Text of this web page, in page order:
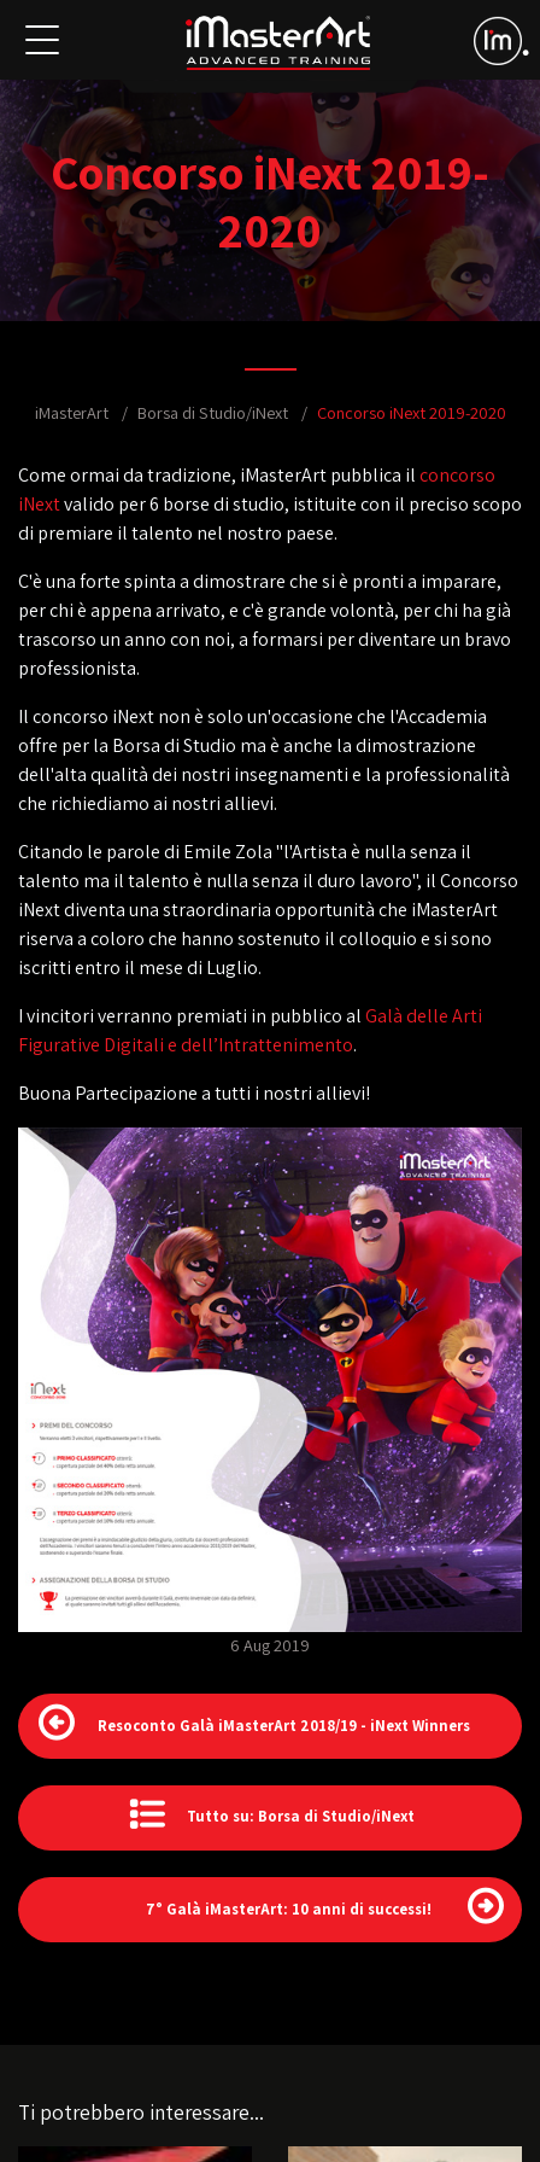
Concorso iNext 2019-
2020
iMasterArt Borsa di Studio/iNext Concorso iNext 2019-2020
Come ormai da tradizione, iMasterArt pubblica ilconcorso
iNextvalido per 6 borse di studio, istituite con il preciso scopo
di premiare il talento nel nostro paese.
C'è una forte spinta a dimostrare che si è pronti a imparare,
per chi è appena arrivato, e c'è grande volontà, per chi ha già
trascorso un anno con noi, a formarsi per diventare un bravo
professionista.
Il concorso iNext non è solo un'occasione che l'Accademia
offre per la Borsa di Studio ma è anche la dimostrazione
dell'alta qualità dei nostri insegnamenti e la professionalità
che richiediamo ai nostri allievi.
Citando le parole di Emile Zola "l'Artista è nulla senza il
talento ma il talento è nulla senza il duro lavoro", il Concorso
iNext diventa una straordinaria opportunità che iMasterArt
riserva a coloro che hanno sostenuto il colloquio e si sono
iscritti entro il mese di Luglio.
I vincitori verranno premiati in pubblico alGalà delle Arti
Figurative Digitali e dell’Intrattenimento.
Buona Partecipazione a tutti i nostri allievi!
6 Aug 2019
Resoconto Galà iMasterArt 2018/19 - iNext Winners
Tutto su: Borsa di Studio/iNext
7° Galà iMasterArt: 10 anni di successi!
Ti potrebbero interessare...